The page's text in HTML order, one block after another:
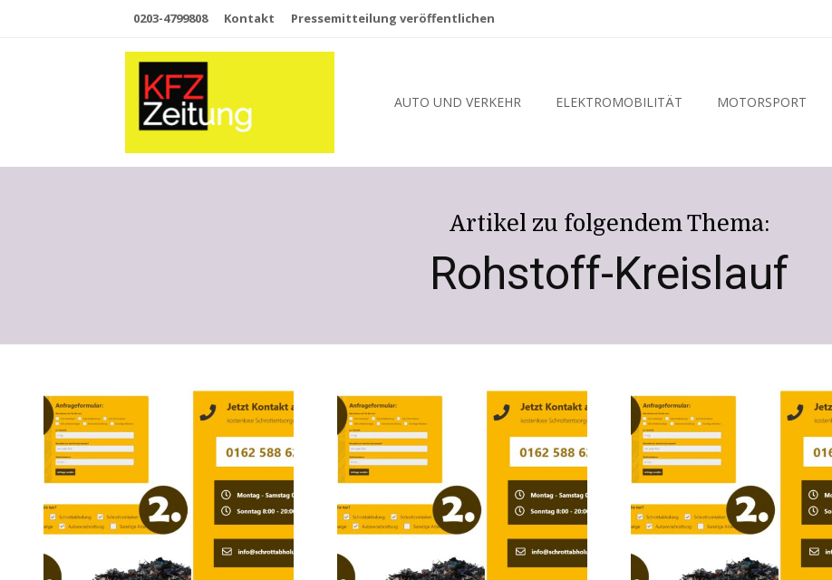
0203-4799808 Kontakt Pressemitteilung veröffentlichen
AUTO UND VERKEHR ELEKTROMOBILITÄT MOTORSPORT
Artikel zu folgendem Thema:
Rohstoff-Kreislauf